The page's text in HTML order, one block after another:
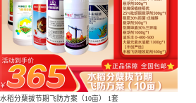
水稻分蘖拔节期飞防方案（10亩） 1套